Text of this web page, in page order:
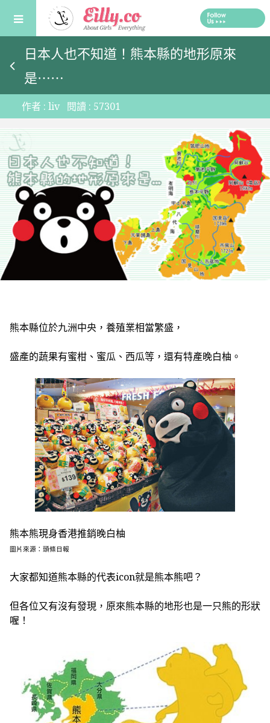
content
日本人也不知道！熊本縣的地形原來
是⋯⋯
作者 : liv 閱讀 : 57301
熊本縣位於九洲中央，養殖業相當繁盛，
盛產的蔬果有蜜柑、蜜瓜、西瓜等，還有特產晚白柚。
熊本熊現身香港推銷晚白柚
圖片來源：頭條日報
大家都知道熊本縣的代表icon就是熊本熊吧？
但各位又有沒有發現，原來熊本縣的地形也是一只熊的形狀
喔！